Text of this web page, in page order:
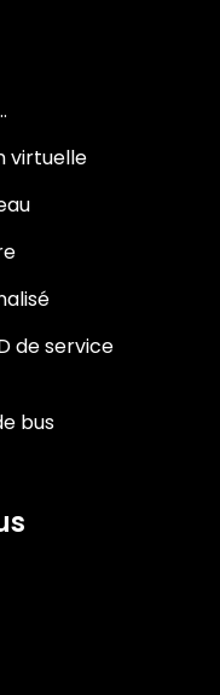
virtuelle
de service
bus